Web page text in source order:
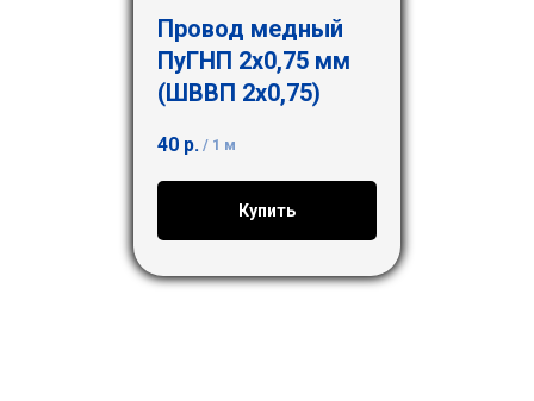
Провод медный
ПуГНП 2х0,75 мм
(ШВВП 2х0,75)
40 р. / 1 м
Купить